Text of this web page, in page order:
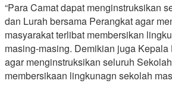
“Para Camat dapat menginstruksikan
dan Lurah bersama Perangkat agar
masyarakat terlibat membersikan
masing-masing. Demikian juga
agar menginstruksikan seluruh
membersikaan lingkunagn sekolah